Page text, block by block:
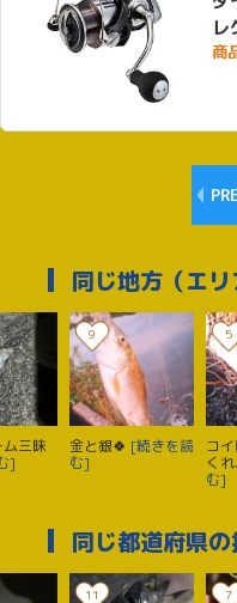
商
同じ地方（エ
三昧
]
9
金と銀🍀 [続きを読
む]
5
コ
くれ
む]
同じ都道府県
11 7